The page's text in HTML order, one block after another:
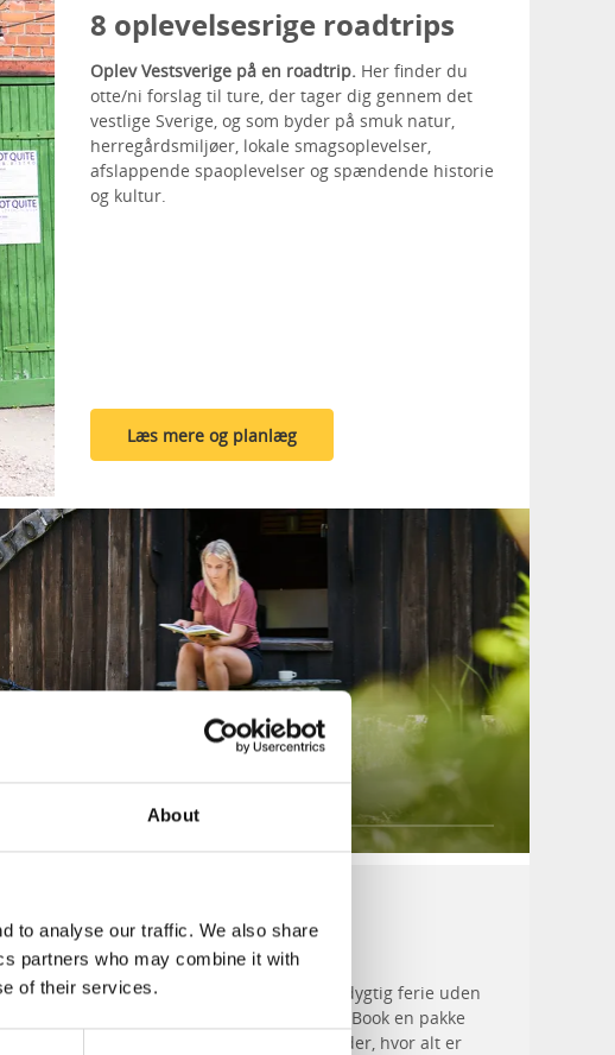
About
to analyse our traffic. We also share
partners who may combine it with
of their services.
8 oplevelsesrige roadtrips
Oplev Vestsverige på en roadtrip. Her finder du
otte/ni forslag til ture, der tager dig gennem det
vestlige Sverige, og som byder på smuk natur,
herregårdsmiljøer, lokale smagsoplevelser,
afslappende spaoplevelser og spændende historie
og kultur.
Læs mere og planlæg
på to hjul
Bæredygtig ferie i
Vestsverige
Vidste du, at du kan holde bæredygtig ferie uden
at gå glip af de gode oplevelser? Book en pakke
hos disse små familievirksomheder, hvor alt er